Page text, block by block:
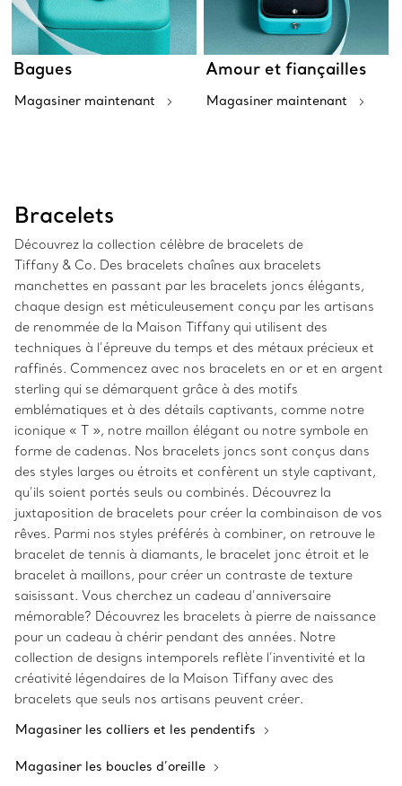
Bagues
Magasiner maintenant
Amour et fiançailles
Magasiner maintenant
Bracelets
Découvrez la collection célèbre de bracelets de
Tiffany & Co. Des bracelets chaînes aux bracelets
manchettes en passant par les bracelets joncs élégants,
chaque design est méticuleusement conçu par les artisans
de renommée de la Maison Tiffany qui utilisent des
techniques à l’épreuve du temps et des métaux précieux et
raffinés. Commencez avec nos bracelets en or et en argent
sterling qui se démarquent grâce à des motifs
emblématiques et à des détails captivants, comme notre
iconique « T », notre maillon élégant ou notre symbole en
forme de cadenas. Nos bracelets joncs sont conçus dans
des styles larges ou étroits et confèrent un style captivant,
qu’ils soient portés seuls ou combinés. Découvrez la
juxtaposition de bracelets pour créer la combinaison de vos
rêves. Parmi nos styles préférés à combiner, on retrouve le
bracelet de tennis à diamants, le bracelet jonc étroit et le
bracelet à maillons, pour créer un contraste de texture
saisissant. Vous cherchez un cadeau d’anniversaire
mémorable? Découvrez les bracelets à pierre de naissance
pour un cadeau à chérir pendant des années. Notre
collection de designs intemporels reflète l’inventivité et la
créativité légendaires de la Maison Tiffany avec des
bracelets que seuls nos artisans peuvent créer.
Magasiner les colliers et les pendentifs
Magasiner les boucles d’oreille